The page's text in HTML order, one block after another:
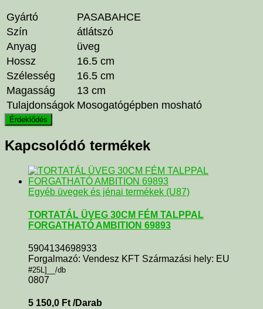
Gyártó
PASABAHCE
Szín
átlátszó
Anyag
üveg
Hossz
16.5 cm
Szélesség
16.5 cm
Magasság
13 cm
Tulajdonságok Mosogatógépben mosható
Kapcsolódó termékek
Egyéb üvegek és jénai termékek (U87)
TORTATÁL ÜVEG 30CM FÉM TALPPAL
FORGATHATÓ AMBITION 69893
5904134698933
Forgalmazó: Vendesz KFT Származási hely: EU
#25L]__/db
0807
5 150,0 Ft /Darab